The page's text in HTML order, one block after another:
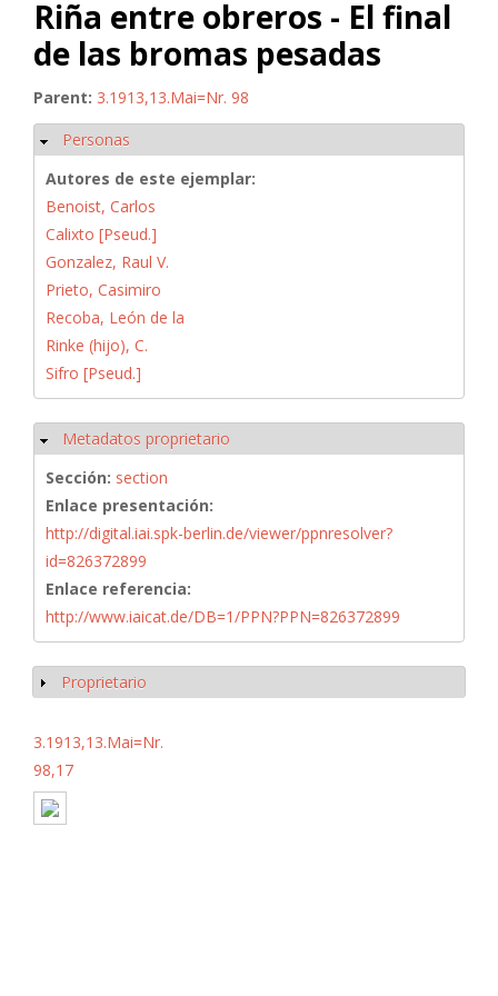
Riña entre obreros - El final
de las bromas pesadas
Parent: 3.1913,13.Mai=Nr. 98
Ocultar
Personas
Autores de este ejemplar:
Benoist, Carlos
Calixto [Pseud.]
Gonzalez, Raul V.
Prieto, Casimiro
Recoba, León de la
Rinke (hijo), C.
Sifro [Pseud.]
Ocultar
Metadatos proprietario
Sección: section
Enlace presentación:
http://digital.iai.spk-berlin.de/viewer/ppnresolver?
id=826372899
Enlace referencia:
http://www.iaicat.de/DB=1/PPN?PPN=826372899
Mostrar
Proprietario
3.1913,13.Mai=Nr.
98,17